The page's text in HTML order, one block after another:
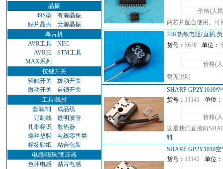
晶振
49S型
有源晶振
贴片晶振
无源晶振
单片机
AVR工具
NEC
AVR32
STM工具
MAX系列
按键开关
轻触开关
拨动开关
微动开关
自锁开关
工具/线材
套装/钳
成品线
订制线
透明胶管
扎带标识
散热器
螺丝垫脚
电线零售类
标签贴纸
粘合包装
电感/磁珠/变压器
色环电感
贴片电感
价格(人
两芯片配合使用。可
33K热敏电阻(直插,
货号： 5678 单位：
价格(
暂无说明
SHARP GP2Y1010
货号： 11141 单位：
价格(
这是我们直接向
料
SHARP GP2Y1010
货号： 11142 单位：